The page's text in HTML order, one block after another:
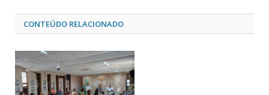
CONTEÚDO RELACIONADO